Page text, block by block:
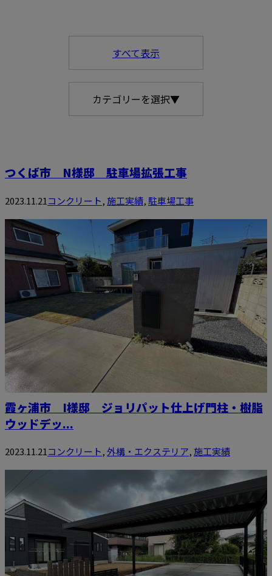
すべて表示
カテゴリーを選択▼
つくば市 N様邸 駐車場拡張工事
2023.11.21 コンクリート, 施工実績, 駐車場工事
霞ヶ浦市 I様邸 ジョリパット仕上げ門柱・樹脂
ウッドデッ...
2023.11.21コンクリート,外構・エクステリア, 施工実績